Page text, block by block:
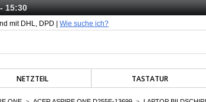
15:30
mit DHL, DPD | Wie suche ich?
NETZTEIL TASTATUR